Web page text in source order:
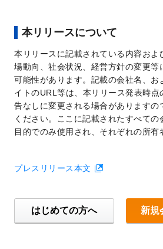
本リリースについて
本リリースに記載されている内容およ
場動向、社会状況、経営方針の変更等
可能性があります。記載の会社名、お
イトのURL等は、本リリース発表時
告なしに変更される場合がありますの
ください。ここに記載されたすべて
目的でのみ使用され、それぞれの所有
プレスリリース本文
はじめての方へ 新規